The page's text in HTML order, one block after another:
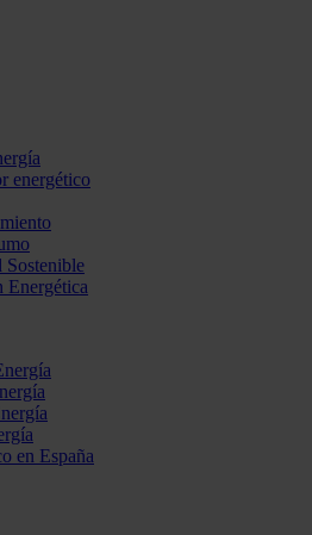
energético
Energética
en España